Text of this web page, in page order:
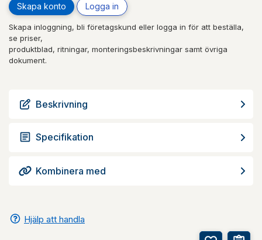
Skapa konto Logga in
Skapa inloggning, bli företagskund eller logga in för att beställa,
se priser,
produktblad, ritningar, monteringsbeskrivningar samt övriga
dokument.
Beskrivning
Specifikation
Kombinera med
Hjälp att handla